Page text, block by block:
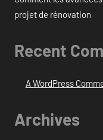
projet de rénovation
Recent
A WordPress
Archives